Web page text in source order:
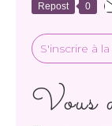
Repost 0
S'inscrire à
Vous